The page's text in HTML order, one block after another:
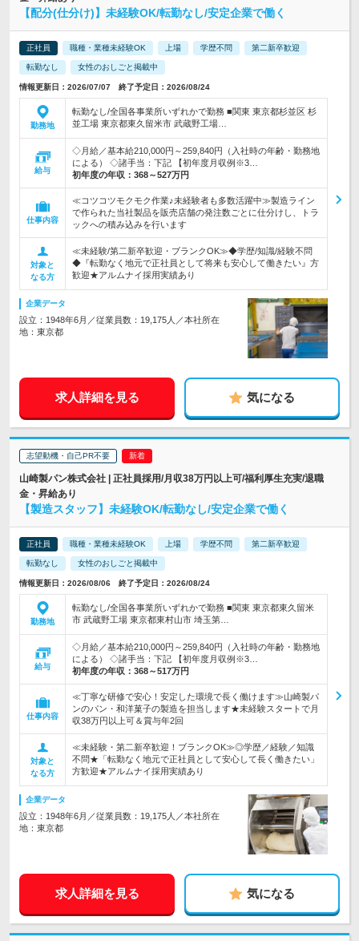
【配分(仕分け)】未経験OK/転勤なし/安定企業で働く
正社員 職種・業種未経験OK 上場 学歴不問 第二新卒歓迎
転勤なし 女性のおしごと掲載中
情報更新日：2026/07/07 終了予定日：2026/08/24
勤務地
転勤なし/全国各事業所いずれかで勤務 ■関東 東京都杉並区 杉
並工場 東京都東久留米市 武蔵野工場…
給与
◇月給／基本給210,000円～259,840円（入社時の年齢・勤務地
による） ◇諸手当：下記 【初年度月収例※3…
初年度の年収： 368～527万円
仕事内容
≪コツコツモクモク作業♪未経験者も多数活躍中≫製造ライン
で作られた当社製品を販売店舗の発注数ごとに仕分けし、トラ
ックへの積み込みを行います
対象と
なる方
≪未経験/第二新卒歓迎・ブランクOK≫◆学歴/知識/経験不問
◆『転勤なく地元で正社員として将来も安心して働きたい』方
歓迎★アルムナイ採用実績あり
企業データ
設立：1948年6月／従業員数：19,175人／本社所在
地：東京都
求人詳細を見る 気になる
志望動機・自己PR不要
山崎製パン株式会社 | 正社員採用/月収38万円以上可/福利厚生充実/退職
金・昇給あり
【製造スタッフ】未経験OK/転勤なし/安定企業で働く
正社員 職種・業種未経験OK 上場 学歴不問 第二新卒歓迎
転勤なし 女性のおしごと掲載中
情報更新日：2026/08/06 終了予定日：2026/08/24
勤務地
転勤なし/全国各事業所いずれかで勤務 ■関東 東京都東久留米
市 武蔵野工場 東京都東村山市 埼玉第…
給与
◇月給／基本給210,000円～259,840円（入社時の年齢・勤務地
による） ◇諸手当：下記 【初年度月収例※3…
初年度の年収： 368～517万円
仕事内容
≪丁寧な研修で安心！安定した環境で長く働けます≫山崎製パ
ンのパン・和洋菓子の製造を担当します★未経験スタートで月
収38万円以上可＆賞与年2回
対象と
なる方
≪未経験・第二新卒歓迎！ブランクOK≫◎学歴／経験／知識
不問★「転勤なく地元で正社員として安心して長く働きたい」
方歓迎★アルムナイ採用実績あり
企業データ
設立：1948年6月／従業員数：19,175人／本社所在
地：東京都
求人詳細を見る 気になる